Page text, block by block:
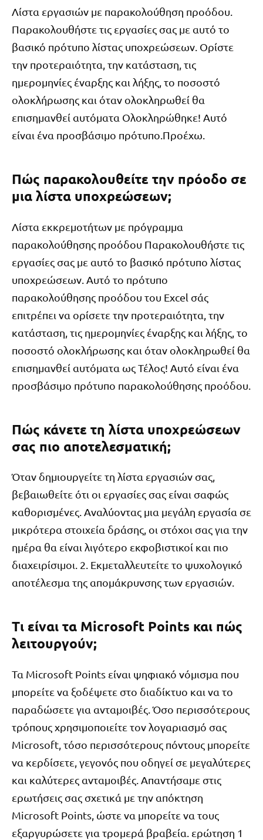
Λίστα εργασιών με παρακολούθηση προόδου.
Παρακολουθήστε τις εργασίες σας με αυτό το
βασικό πρότυπο λίστας υποχρεώσεων. Ορίστε
την προτεραιότητα, την κατάσταση, τις
ημερομηνίες έναρξης και λήξης, το ποσοστό
ολοκλήρωσης και όταν ολοκληρωθεί θα
επισημανθεί αυτόματα Ολοκληρώθηκε! Αυτό
είναι ένα προσβάσιμο πρότυπο.Προέχω.
Πώς παρακολουθείτε την πρόοδο σε
μια λίστα υποχρεώσεων;
Λίστα εκκρεμοτήτων με πρόγραμμα
παρακολούθησης προόδου Παρακολουθήστε τις
εργασίες σας με αυτό το βασικό πρότυπο λίστας
υποχρεώσεων. Αυτό το πρότυπο
παρακολούθησης προόδου του Excel σάς
επιτρέπει να ορίσετε την προτεραιότητα, την
κατάσταση, τις ημερομηνίες έναρξης και λήξης, το
ποσοστό ολοκλήρωσης και όταν ολοκληρωθεί θα
επισημανθεί αυτόματα ως Τέλος! Αυτό είναι ένα
προσβάσιμο πρότυπο παρακολούθησης προόδου.
Πώς κάνετε τη λίστα υποχρεώσεων
σας πιο αποτελεσματική;
Όταν δημιουργείτε τη λίστα εργασιών σας,
βεβαιωθείτε ότι οι εργασίες σας είναι σαφώς
καθορισμένες. Αναλύοντας μια μεγάλη εργασία σε
μικρότερα στοιχεία δράσης, οι στόχοι σας για την
ημέρα θα είναι λιγότερο εκφοβιστικοί και πιο
διαχειρίσιμοι. 2. Εκμεταλλευτείτε το ψυχολογικό
αποτέλεσμα της απομάκρυνσης των εργασιών.
Τι είναι τα Microsoft Points και πώς
λειτουργούν;
Τα Microsoft Points είναι ψηφιακό νόμισμα που
μπορείτε να ξοδέψετε στο διαδίκτυο και να το
παραδώσετε για ανταμοιβές. Όσο περισσότερους
τρόπους χρησιμοποιείτε τον λογαριασμό σας
Microsoft, τόσο περισσότερους πόντους μπορείτε
να κερδίσετε, γεγονός που οδηγεί σε μεγαλύτερες
και καλύτερες ανταμοιβές. Απαντήσαμε στις
ερωτήσεις σας σχετικά με την απόκτηση
Microsoft Points, ώστε να μπορείτε να τους
εξαργυρώσετε για τρομερά βραβεία. ερώτηση 1